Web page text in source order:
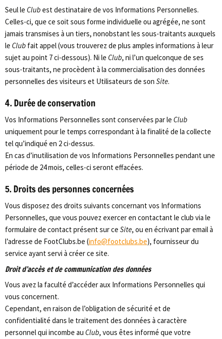
Seul le Clubest destinataire de vos Informations Personnelles.
Celles-ci, que ce soit sous forme individuelle ou agrégée, ne sont
jamais transmises à un tiers, nonobstant les sous-traitants auxquels
le Club fait appel (vous trouverez de plus amples informations à leur
sujet au point 7 ci-dessous). Ni le Club, ni l’un quelconque de ses
sous-traitants, ne procèdent à la commercialisation des données
personnelles des visiteurs et Utilisateurs de son Site.
4. Durée de conservation
Vos Informations Personnelles sont conservées par le Club
uniquement pour le temps correspondant à la finalité de la collecte
tel qu’indiqué en 2 ci-dessus.
En cas d’inutilisation de vos Informations Personnelles pendant une
période de 24 mois, celles-ci seront effacées.
5. Droits des personnes concernées
Vous disposez des droits suivants concernant vos Informations
Personnelles, que vous pouvez exercer en contactant le club via le
formulaire de contact présent sur ce Site, ou en écrivant par email à
l’adresse de FootClubs.be (info@footclubs.be), fournisseur du
service ayant servi à créer ce site.
Droit d’accès et de communication des données
Vous avez la faculté d’accéder aux Informations Personnelles qui
vous concernent.
Cependant, en raison de l’obligation de sécurité et de
confidentialité dans le traitement des données à caractère
personnel qui incombe au Club, vous êtes informé que votre